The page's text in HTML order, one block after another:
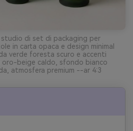
di set di packaging per
in carta opaca e design minimal
verde foresta scuro e accenti
beige caldo, sfondo bianco
atmosfera premium --ar 4:3